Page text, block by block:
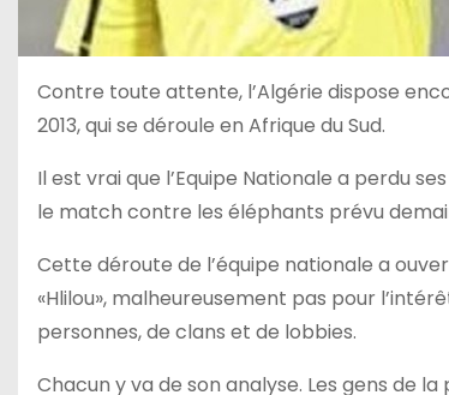
Contre toute attente, l’Algérie dispose
2013, qui se déroule en Afrique du Sud.
Il est vrai que l’Equipe Nationale a perdu
le match contre les éléphants prévu
Cette déroute de l’équipe nationale a
«Hlilou», malheureusement pas pour
personnes, de clans et de lobbies.
Chacun y va de son analyse. Les gens de